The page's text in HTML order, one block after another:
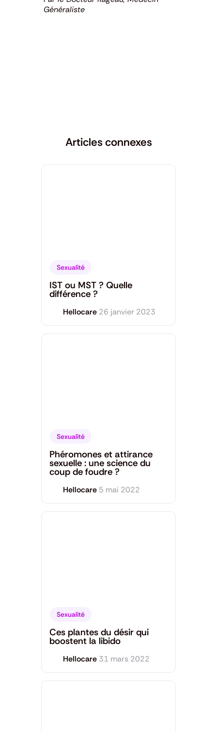
Généraliste
Articles connexes
Sexualité
IST ou MST ? Quelle
différence ?
Hellocare 26 janvier 2023
Sexualité
Phéromones et attirance
sexuelle : une science du
coup de foudre ?
Hellocare 5 mai 2022
Sexualité
Ces plantes du désir qui
boostent la libido
Hellocare 31 mars 2022